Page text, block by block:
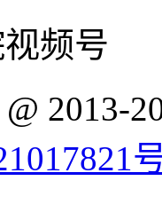
频号
@ 2013-